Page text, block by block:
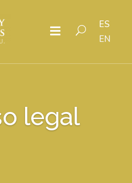
 U
ES
EN
U
legal